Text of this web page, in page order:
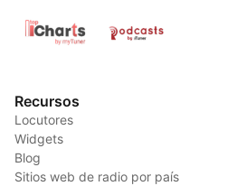
Recursos
Locutores
Widgets
Blog
Sitios web de radio por país